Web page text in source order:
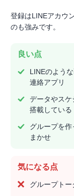
登録はLINEアカウ
のも強みです。
良い点
LINEのよう
連絡アプリ
データやスケ
搭載している
グループを
まかせ
気になる点
グループト